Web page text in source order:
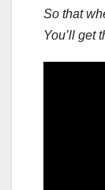
So that
You’ll get